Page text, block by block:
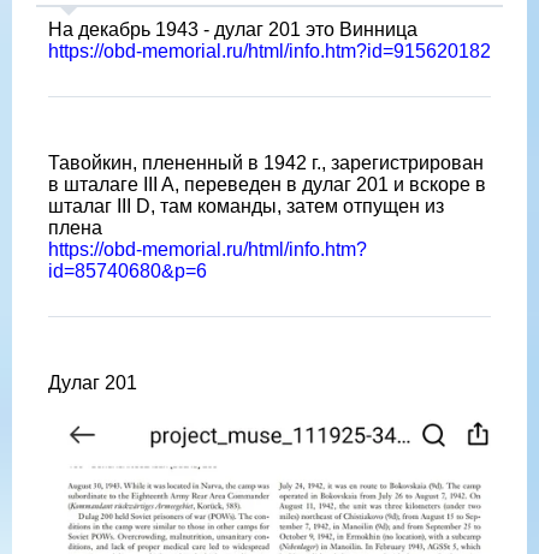
На декабрь 1943 - дулаг 201 это Винница
https://obd-memorial.ru/html/info.htm?id=915620182
Тавойкин, плененный в 1942 г., зарегистрирован
в шталаге III A, переведен в дулаг 201 и вскоре в
шталаг III D, там команды, затем отпущен из
плена
https://obd-memorial.ru/html/info.htm?
id=85740680&p=6
Дулаг 201